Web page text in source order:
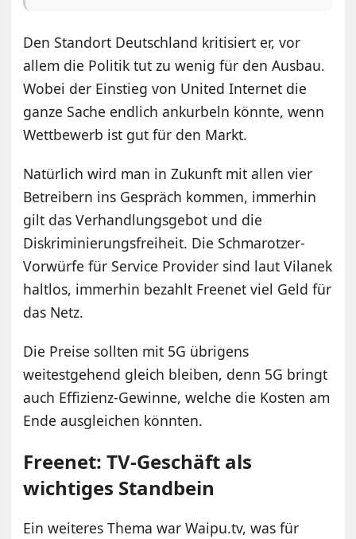
Den Standort Deutschland kritisiert er, vor
allem die Politik tut zu wenig für den Ausbau.
Wobei der Einstieg von United Internet die
ganze Sache endlich ankurbeln könnte, wenn
Wettbewerb ist gut für den Markt.
Natürlich wird man in Zukunft mit allen vier
Betreibern ins Gespräch kommen, immerhin
gilt das Verhandlungsgebot und die
Diskriminierungsfreiheit. Die Schmarotzer-
Vorwürfe für Service Provider sind laut Vilanek
haltlos, immerhin bezahlt Freenet viel Geld für
das Netz.
Die Preise sollten mit 5G übrigens
weitestgehend gleich bleiben, denn 5G bringt
auch Effizienz-Gewinne, welche die Kosten am
Ende ausgleichen könnten.
Freenet: TV-Geschäft als
wichtiges Standbein
Ein weiteres Thema war Waipu.tv, was für